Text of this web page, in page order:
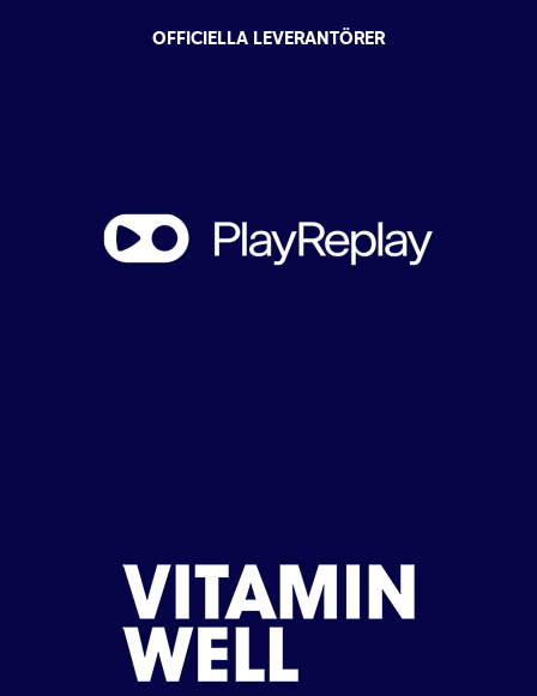
OFFICIELLA LEVERANTÖRER